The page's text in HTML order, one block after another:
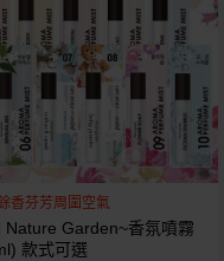
香芬芳周圍空氣
Nature Garden~香氛噴霧
款式可選